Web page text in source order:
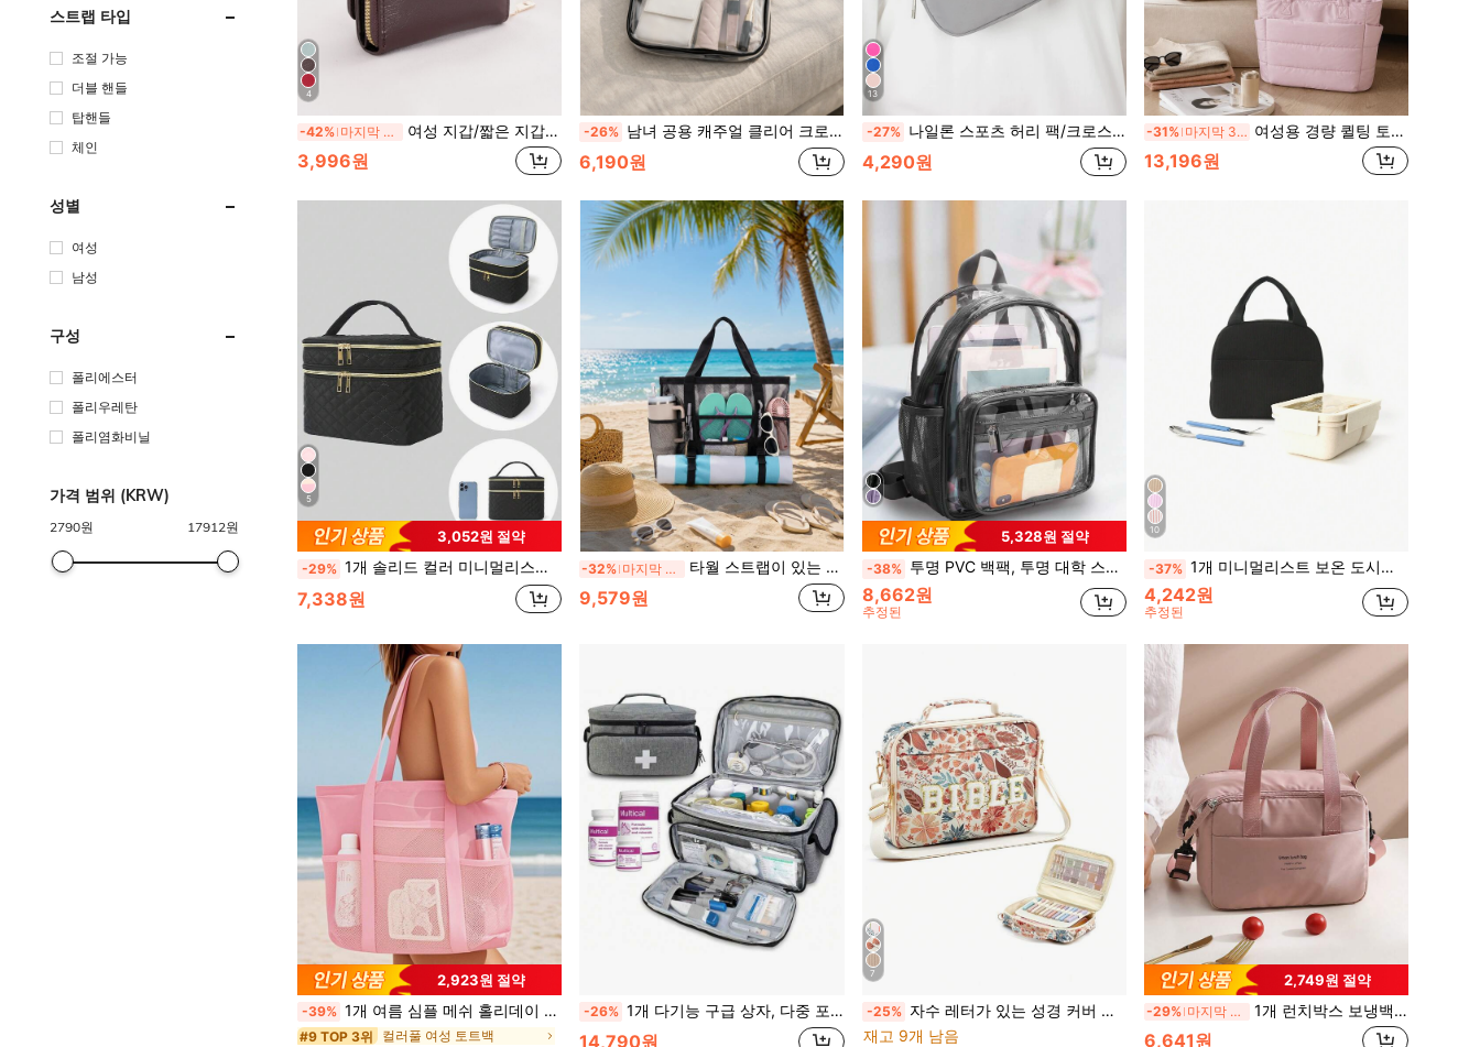
스트랩 타입
조절 가능
더블 핸들
탑핸들
체인
성별
여성
남성
구성
폴리에스터
폴리우레탄
폴리염화비닐
가격 범위 (KRW)
2790원 17912원
4
-42% 마지막 3일 여성 지갑/짧은 지갑 카드 홀더 지퍼 지갑 카드 슬롯이 있는 다층 3단 지갑, 신용 카드/신분증/현금/여권 수납 가능, 다기능 생일/선생님 선물, 여행, 클래식 미니멀리스트 캐주얼 대학생 비즈니스 캐주얼 여성 지갑, 작은 지갑
3,996원
-26% 남녀 공용 캐주얼 클리어 크로스바디 백, 미니멀리스트 PVC 투명 숄더 백, 조절 가능한 스트랩이 있는 미니 스퀘어 폰 지갑, 콘서트 스포츠 행사 축제 여행 해변을 위한 경기장 승인 클리어 투명 지갑 백
6,190원
13
-27% 나일론 스포츠 허리 팩/크로스바디 백, 전화기 수납 가능, 러닝, 하이킹, 사이클링, 피트니스에 적합, 패셔너블 캐주얼 미니멀리스트 디자인, 유니섹스, 학생에게 적합
4,290원
-31% 마지막 3일 여성용 경량 퀼팅 토트백, 대용량 소프트 다운 숄더백, 옆주머니가 있는 미니멀리스트 캐주얼 핸드백, 직장, 쇼핑, 여행, 통근, 피트니스, 주말 외출에 적합
13,196원
5
3,052원 절약
-29% 1개 솔리드 컬러 미니멀리스트 퀼트 메이크업 정리 가방, 두꺼워진 디자인, 여성 여행, 대학 기숙사, 휴대용 다운 세면 가방, 3겹 대용량, 휴대하기 편리함, 엄마를 위한 선물, 여행 필수품, 대용량 여행용 세면 가방, 다기능, 휴일 필수 메이크업 가방 메이크업 파우치 화장품 가방 세면 가방 크루즈 필수 휴가 필수품 남성 여성 여행 용기 여성 선물
7,338원
-32% 마지막 3일 타월 스트랩이 있는 대형 메쉬 비치 토트백, 다중 포켓 방모래 여행 가방, 해변, 수영장, 휴가, 캠핑 및 야외 필수품에 적합
9,579원
5,328원 절약
-38% 투명 PVC 백팩, 투명 대학 스타일 백팩, 두꺼운 숄더 스트랩 포함, 수영, 야외 스포츠, 방수 투명 백팩에 적합, 캐주얼 스타일, 야외 스포츠 또는 여행에 편리, 학교 복귀 필수품, 학교/대학교 백팩, 대학 스타일 백팩
8,662원
추정된
10
-37% 1개 미니멀리스트 보온 도시락 가방, 학생 도시락 상자, 음식 가방, 캐주얼 피크닉 가방, 캠핑 가방, 보온 가방, 사무실, 학교에 적합, 휴대용 대용량, 여행, 피크닉, 야외, 학교, 직장, 캠핑, 사무실에 적합
4,242원
추정된
2,923원 절약
-39% 1개 여름 심플 메쉬 홀리데이 비치 백 멀티 포켓 대용량 방수 숄더 토트 백 여러 장면에 적합, 수영 보관 가방, 여행, 휴가, 해변, 쇼핑 백 어머니의 날 선물 엄마를 위한 여름 비치 백, 비치 백, 발렌타인 선물
#9 TOP 3위 컬러풀 여성 토트백
-26% 1개 다기능 구급 상자, 다중 포켓 보관 가방, 알약 병 정리함, 휴대용 의료 도구 가방, 여행용 약품 팩, 졸업 선물
14,790원
7
-25% 자수 레터가 있는 성경 커버 가방, 지퍼 포켓, 교회, 공부, 여행, 선물용 휴대용 책 파우치
재고 9개 남음
2,749원 절약
-29% 마지막 3일 1개 런치박스 보냉백 학생용 도시락 가방 매력적인 화이트칼라 사무실 런치백 알루미늄 호일 대용량 방수 캠핑 보냉백 크로스바디 조절 가능 어깨끈 탈부착 보냉 여성용 학생 용품 액세서리 가방
6,641원